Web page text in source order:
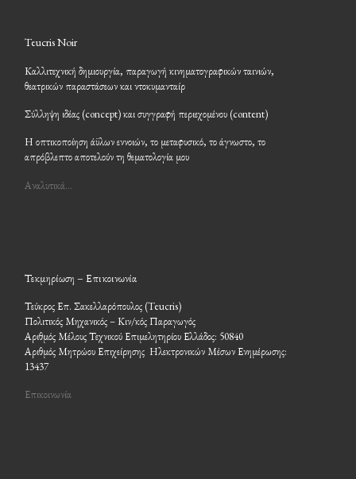
Teucris Noir
Καλλιτεχνική δημιουργία, παραγωγή κινηματογραφικών ταινιών,
θεατρικών παραστάσεων και ντοκυμανταίρ
Σύλληψη ιδέας (concept) και συγγραφή περιεχομένου (content)
Η οπτικοποίηση άϋλων εννοιών, το μεταφυσικό, το άγνωστο, το
απρόβλεπτο αποτελούν τη θεματολογία μου
Αναλυτικά…
Τεκμηρίωση – Επικοινωνία
Τεύκρος Επ. Σακελλαρόπουλος (Teucris)
Πολιτικός Μηχανικός – Κιν/κός Παραγωγός
Αριθμός Μέλους Τεχνικού Επιμελητηρίου Ελλάδος: 50840
Αριθμός Μητρώου Επιχείρησης Ηλεκτρονικών Μέσων Ενημέρωσης:
13437
Επικοινωνία